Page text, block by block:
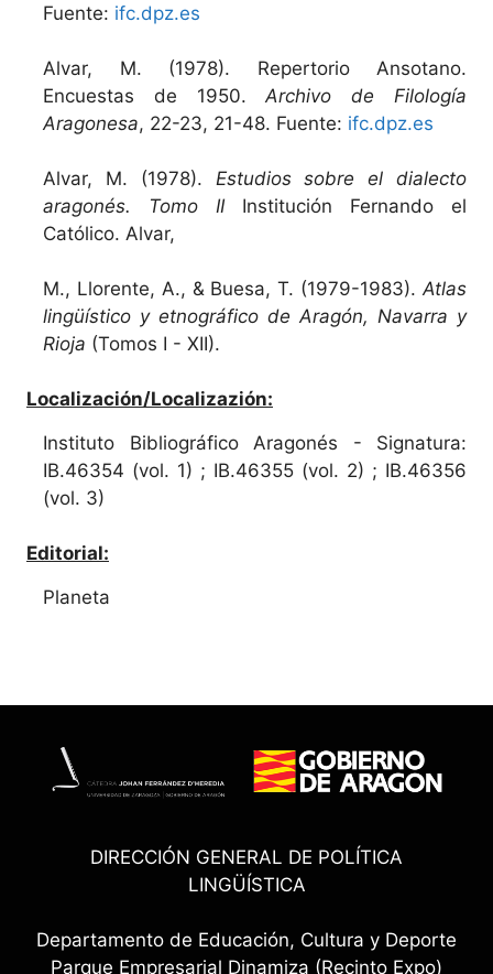
Fuente: ifc.dpz.es
Alvar, M. (1978). Repertorio Ansotano.
Encuestas de 1950.Archivo de Filología
Aragonesa, 22-23, 21-48. Fuente: ifc.dpz.es
Alvar, M. (1978). Estudios sobre el dialecto
aragonés. Tomo IIInstitución Fernando el
Católico. Alvar,
M., Llorente, A., & Buesa, T. (1979-1983). Atlas
lingüístico y etnográfico de Aragón, Navarra y
Rioja (Tomos I - XII).
Localización/Localizazión:
Instituto Bibliográfico Aragonés - Signatura:
IB.46354 (vol. 1) ; IB.46355 (vol. 2) ; IB.46356
(vol. 3)
Editorial:
Planeta
DIRECCIÓN GENERAL DE POLÍTICA
LINGÜÍSTICA
Departamento de Educación, Cultura y Deporte
Parque Empresarial Dinamiza (Recinto Expo)